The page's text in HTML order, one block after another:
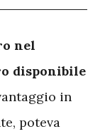
nel
disponibile
in
poteva